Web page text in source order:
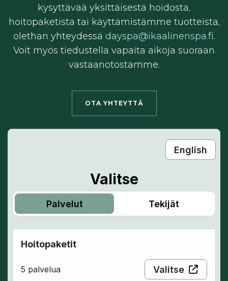
kysyttävää yksittäisestä hoidosta,
hoitopaketista tai käyttämistämme tuotteista,
olethan yhteydessä dayspa@ikaalinenspa.fi.
Voit myös tiedustella vapaita aikoja suoraan
vastaanotostamme.
OTA YHTEYTTÄ